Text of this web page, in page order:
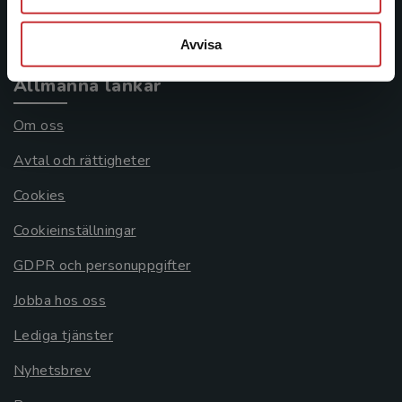
Avvisa
Allmänna länkar
Om oss
Avtal och rättigheter
Cookies
Cookieinställningar
GDPR och personuppgifter
Jobba hos oss
Lediga tjänster
Nyhetsbrev